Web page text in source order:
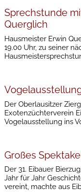
Sprechstunde
Querglich
Hausmeister Erwin
19.00 Uhr, zu seiner
Der Oberlausitzer
Exotenzüchterverein
Vogelausstellung ins
Großes
Der 31. Eibauer
Jahr für Jahr
vereint, machte aus